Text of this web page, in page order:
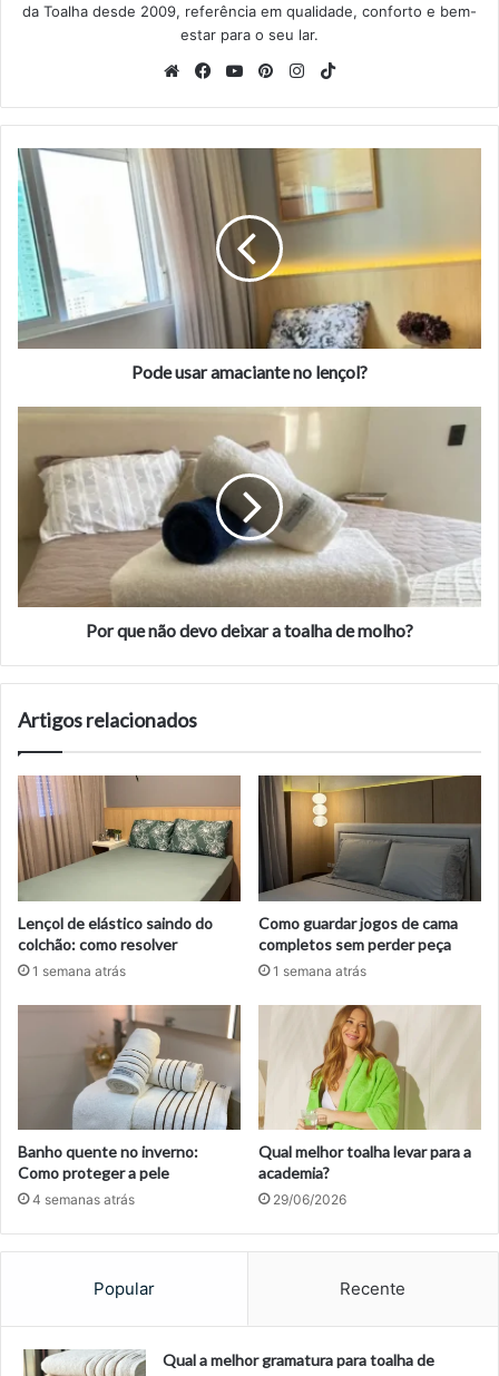
da Toalha desde 2009, referência em qualidade, conforto e bem-
estar para o seu lar.
WebsiteFacebook
YouTubePinterestInstagram
Pode
usar
amaciante
no
lençol?
Pode usar amaciante no lençol?
não
devo
deixar
toalha
de
molho?
Por que não devo deixar a toalha de molho?
Artigos relacionados
Lençol de elástico saindo do
colchão: como resolver
1 semana atrás
Como guardar jogos de cama
completos sem perder peça
1 semana atrás
Banho quente no inverno:
Como proteger a pele
4 semanas atrás
Qual melhor toalha levar para a
academia?
29/06/2026
Popular Recente
Qual a melhor gramatura para toalha de